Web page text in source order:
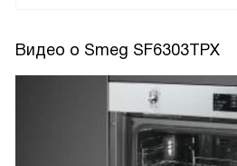
Видео о Smeg SF6303TPX